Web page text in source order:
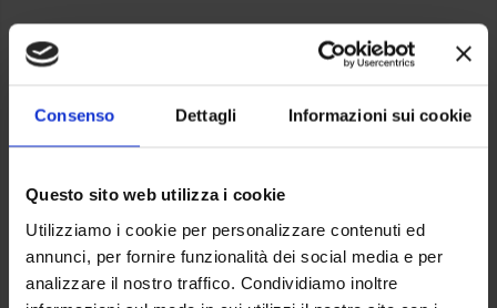
Consenso Dettagli Informazioni sui cookie
Questo sito web utilizza i cookie
Utilizziamo i cookie per personalizzare contenuti ed
annunci, per fornire funzionalità dei social media e per
analizzare il nostro traffico. Condividiamo inoltre